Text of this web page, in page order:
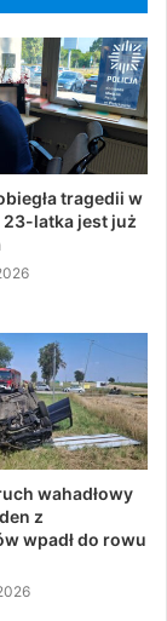
tragedii w
latka jest już
wahadłowy
z
wpadł do rowu